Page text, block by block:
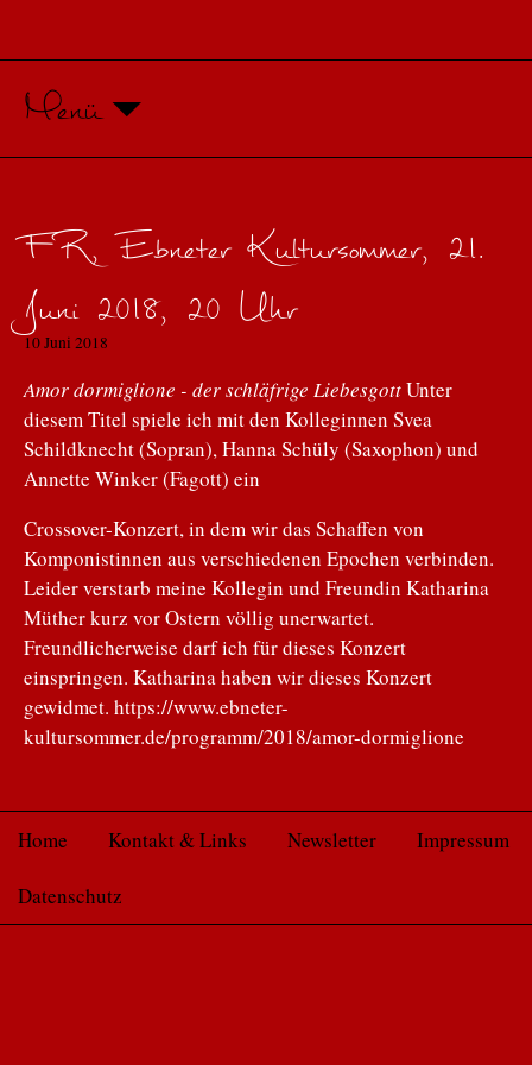
Menü
FR, Ebneter Kultursommer, 21.
Juni 2018, 20 Uhr
10 Juni 2018
Amor dormiglione - der schläfrige LiebesgottUnter
diesem Titel spiele ich mit den Kolleginnen Svea
Schildknecht (Sopran), Hanna Schüly (Saxophon) und
Annette Winker (Fagott) ein
Crossover-Konzert, in dem wir das Schaffen von
Komponistinnen aus verschiedenen Epochen verbinden.
Leider verstarb meine Kollegin und Freundin Katharina
Müther kurz vor Ostern völlig unerwartet.
Freundlicherweise darf ich für dieses Konzert
einspringen. Katharina haben wir dieses Konzert
gewidmet. https://www.ebneter-
kultursommer.de/programm/2018/amor-dormiglione
Home Kontakt & Links Newsletter Impressum
Datenschutz